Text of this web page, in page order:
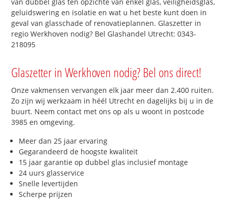
geluidswering en isolatie en wat u het beste kunt doen in
geval van glasschade of renovatieplannen. Glaszetter in
regio Werkhoven nodig? Bel Glashandel Utrecht: 0343-
218095
Glaszetter in Werkhoven nodig? Bel ons direct!
Onze vakmensen vervangen elk jaar meer dan 2.400 ruiten.
Zo zijn wij werkzaam in héél Utrecht en dagelijks bij u in de
buurt. Neem contact met ons op als u woont in postcode
3985 en omgeving.
Meer dan 25 jaar ervaring
Gegarandeerd de hoogste kwaliteit
15 jaar garantie op dubbel glas inclusief montage
24 uurs glasservice
Snelle levertijden
Scherpe prijzen